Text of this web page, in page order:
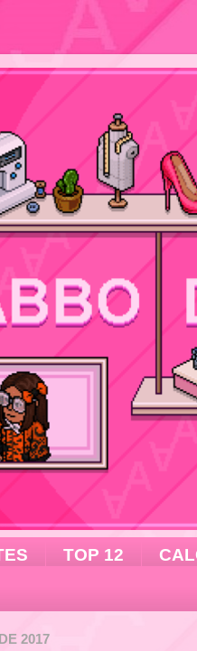
TOP 12
2017